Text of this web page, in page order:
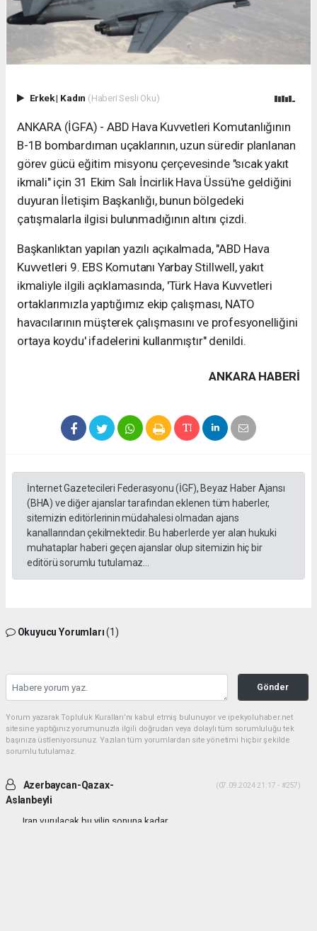
Erkek| Kadın (Haberi Sesli Oku)
ANKARA (İGFA) - ABD Hava Kuvvetleri Komutanlığının
B-1B bombardıman uçaklarının, uzun süredir planlanan
görev gücü eğitim misyonu çerçevesinde "sıcak yakıt
ikmali" için 31 Ekim Salı İncirlik Hava Üssü'ne geldiğini
duyuran İletişim Başkanlığı, bunun bölgedeki
çatışmalarla ilgisi bulunmadığının altını çizdi.
Başkanlıktan yapılan yazılı açıkalmada, "ABD Hava
Kuvvetleri 9. EBS Komutanı Yarbay Stillwell, yakıt
ikmaliyle ilgili açıklamasında, 'Türk Hava Kuvvetleri
ortaklarımızla yaptığımız ekip çalışması, NATO
havacılarının müşterek çalışmasını ve profesyonelliğini
ortaya koydu' ifadelerini kullanmıştır" denildi.
ANKARA HABERİ
İnternet Gazetecileri Federasyonu (İGF), Beyaz Haber Ajansı
(BHA) ve diğer ajanslar tarafından eklenen tüm haberler,
sitemizin editörlerinin müdahalesi olmadan ajans
kanallarından çekilmektedir. Bu haberlerde yer alan hukuki
muhataplar haberi geçen ajanslar olup sitemizin hiç bir
editörü sorumlu tutulamaz...
Okuyucu Yorumları(1)
Gönder
Yorum yazarak Topluluk Kuralları’nı kabul etmiş bulunuyor ve ipekyoluhaber.net
sitesine yaptığınız yorumunuzla ilgili doğrudan veya dolaylı tüm sorumluluğu tek
başınıza üstleniyorsunuz. Yazılan tüm yorumlardan site yönetimi hiçbir şekilde
sorumlu tutulamaz.
Azerbaycan-Qazax-
Aslanbeyli
(07.09.2024 21:17 - #257)
Iran vurulacak bu yilin sonuna kadar...